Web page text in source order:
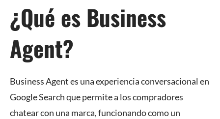
¿Qué es Business
Agent?
Business Agent es una experiencia conversacional en
Google Search que permite a los compradores
chatear con una marca, funcionando como un